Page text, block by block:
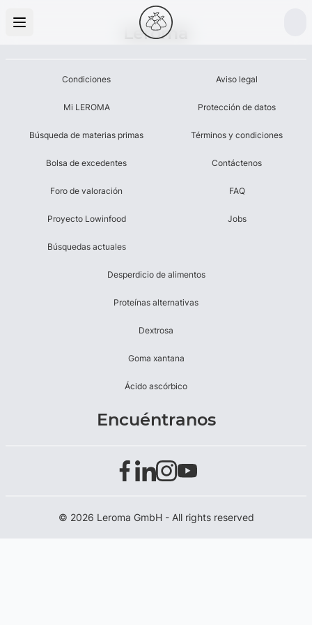
Leroma
Condiciones
Mi LEROMA
Búsqueda de materias primas
Bolsa de excedentes
Foro de valoración
Proyecto Lowinfood
Búsquedas actuales
Aviso legal
Protección de datos
Términos y condiciones
Contáctenos
FAQ
Jobs
Desperdicio de alimentos
Proteínas alternativas
Dextrosa
Goma xantana
Ácido ascórbico
Encuéntranos
© 2026 Leroma GmbH - All rights reserved